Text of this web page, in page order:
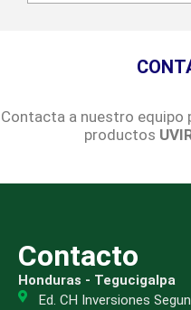
Contacta a nuestro equipo
productos
Contacto
Honduras - Tegucigalpa
Ed. CH Inversiones